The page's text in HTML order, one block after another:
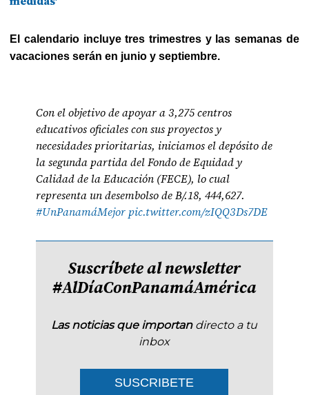
El calendario incluye tres trimestres y las semanas de
vacaciones serán en junio y septiembre.
Con el objetivo de apoyar a 3,275 centros
educativos oficiales con sus proyectos y
necesidades prioritarias, iniciamos el depósito de
la segunda partida del Fondo de Equidad y
Calidad de la Educación (FECE), lo cual
representa un desembolso de B/.18, 444,627.
#UnPanamáMejor pic.twitter.com/zIQQ3Ds7DE
Suscríbete al newsletter
#AlDíaConPanamáAmérica
Las noticias que importan directo a tu
inbox
SUSCRIBETE